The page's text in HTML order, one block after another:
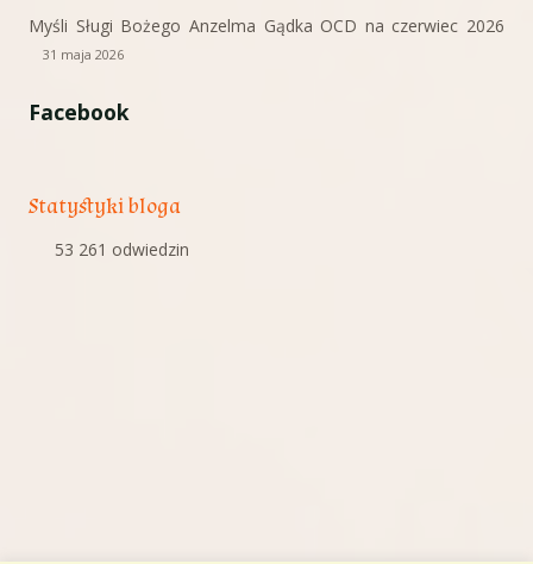
Myśli Sługi Bożego Anzelma Gądka OCD na czerwiec 2026
31 maja 2026
Facebook
Statystyki bloga
53 261 odwiedzin